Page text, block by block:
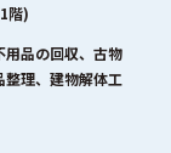
階)
用品の回収、古物
理、建物解体工